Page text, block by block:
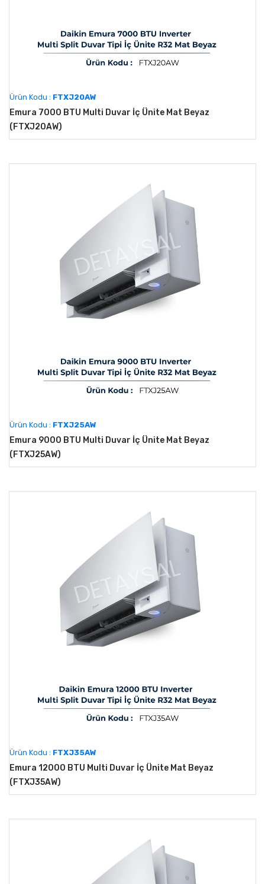
Ürün Kodu : FTXJ20AW
Emura 7000 BTU Multi Duvar İç Ünite Mat Beyaz
(FTXJ20AW)
Ürün Kodu : FTXJ25AW
Emura 9000 BTU Multi Duvar İç Ünite Mat Beyaz
(FTXJ25AW)
Ürün Kodu : FTXJ35AW
Emura 12000 BTU Multi Duvar İç Ünite Mat Beyaz
(FTXJ35AW)